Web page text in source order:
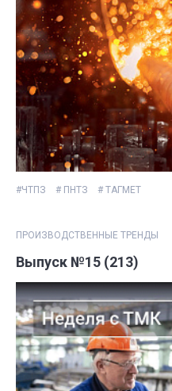
#ЧТПЗ # ПНТЗ # ТАГМЕТ
ПРОИЗВОДСТВЕННЫЕ ТРЕНДЫ
Выпуск №15 (213)